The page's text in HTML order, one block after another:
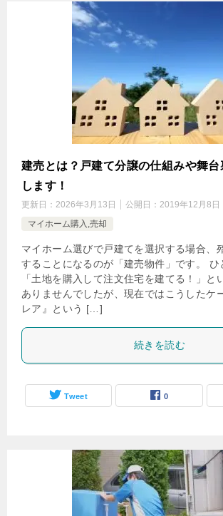
建売とは？戸建て分譲の仕組みや舞台
します！
更新日： 2026年3月13日 公開日： 2019年12月8日
マイホーム購入,売却
マイホーム選びで戸建てを選択する場合、
することになるのが「建売物件」です。 ひ
「土地を購入して注文住宅を建てる！」と
ありませんでしたが、現在ではこうしたケ
レア』という […]
続きを読む
Tweet 0